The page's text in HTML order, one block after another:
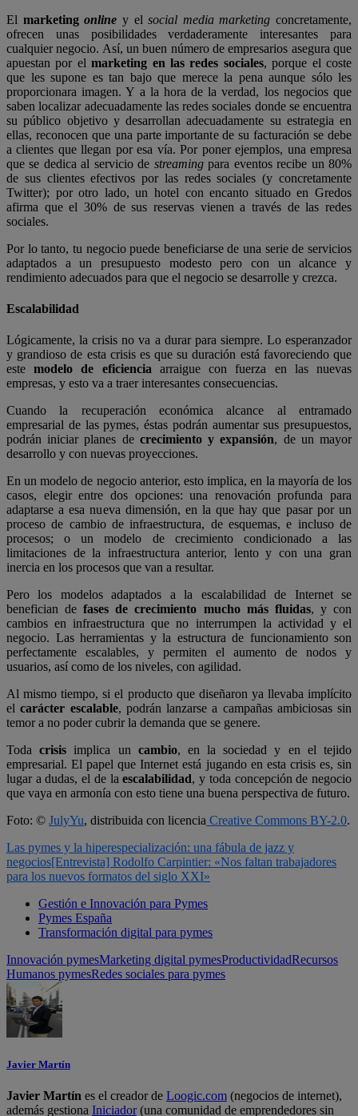
El marketingonline y elsocial media marketing concretamente,
ofrecen unas posibilidades verdaderamente interesantes para
cualquier negocio. Así, un buen número de empresarios asegura que
apuestan por elmarketing en las redes sociales, porque el coste
que les supone es tan bajo que merece la pena aunque sólo les
proporcionara imagen. Y a la hora de la verdad, los negocios que
saben localizar adecuadamente las redes sociales donde se encuentra
su público objetivo y desarrollan adecuadamente su estrategia en
ellas, reconocen que una parte importante de su facturación se debe
a clientes que llegan por esa vía. Por poner ejemplos, una empresa
que se dedica al servicio de streamingpara eventos recibe un 80%
de sus clientes efectivos por las redes sociales (y concretamente
Twitter); por otro lado, un hotel con encanto situado en Gredos
afirma que el 30% de sus reservas vienen a través de las redes
sociales.
Por lo tanto, tu negocio puede beneficiarse de una serie de servicios
adaptados a un presupuesto modesto pero con un alcance y
rendimiento adecuados para que el negocio se desarrolle y crezca.
Escalabilidad
Lógicamente, la crisis no va a durar para siempre. Lo esperanzador
y grandioso de esta crisis es que su duración está favoreciendo que
estemodelo de eficiencia arraigue con fuerza en las nuevas
empresas, y esto va a traer interesantes consecuencias.
Cuando la recuperación económica alcance al entramado
empresarial de las pymes, éstas podrán aumentar sus presupuestos,
podrán iniciar planes de crecimiento y expansión, de un mayor
desarrollo y con nuevas proyecciones.
En un modelo de negocio anterior, esto implica, en la mayoría de los
casos, elegir entre dos opciones: una renovación profunda para
adaptarse a esa nueva dimensión, en la que hay que pasar por un
proceso de cambio de infraestructura, de esquemas, e incluso de
procesos; o un modelo de crecimiento condicionado a las
limitaciones de la infraestructura anterior, lento y con una gran
inercia en los procesos que van a resultar.
Pero los modelos adaptados a la escalabilidad de Internet se
benefician defases de crecimiento mucho más fluidas, y con
cambios en infraestructura que no interrumpen la actividad y el
negocio. Las herramientas y la estructura de funcionamiento son
perfectamente escalables, y permiten el aumento de nodos y
usuarios, así como de los niveles, con agilidad.
Al mismo tiempo, si el producto que diseñaron ya llevaba implícito
elcarácter escalable, podrán lanzarse a campañas ambiciosas sin
temor a no poder cubrir la demanda que se genere.
Todacrisis implica un cambio, en la sociedad y en el tejido
empresarial. El papel que Internet está jugando en esta crisis es, sin
lugar a dudas, el de laescalabilidad, y toda concepción de negocio
que vaya en armonía con esto tiene una buena perspectiva de futuro.
Foto: © JulyYu, distribuida con licencia Creative Commons BY-2.0.
Las pymes y la hiperespecialización: una fábula de jazz y
negocios[Entrevista] Rodolfo Carpintier: «Nos faltan trabajadores
para los nuevos formatos del siglo XXI»
Gestión e Innovación para Pymes
Pymes España
Transformación digital para pymes
Innovación pymesMarketing digital pymesProductividadRecursos
Humanos pymesRedes sociales para pymes
Javier Martín
Javier Martín es el creador de Loogic.com (negocios de internet),
además gestiona Iniciador(una comunidad de emprendedores sin